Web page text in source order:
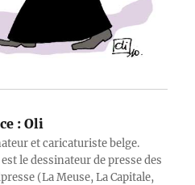
: Oli
et caricaturiste belge.
le dessinateur de presse des
(La Meuse, La Capitale,